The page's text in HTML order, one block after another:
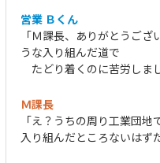
営業 Ｂくん
「Ｍ課長、ありがとうご
うな入り組んだ道で
たどり着くのに苦労しま
Ｍ課長
「え？うちの周り工業団
入り組んだところないはず